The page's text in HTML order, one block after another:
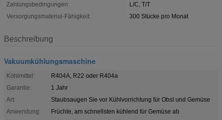
Zahlungsbedingungen:
L/C, T/T
Versorgungsmaterial-Fähigkeit:
300 Stücke pro Monat
Beschreibung
Vakuumkühlungsmaschine
Kühlmittel:
R404A, R22 oder R404a
Garantie:
1 Jahr
Art:
Staubsaugen Sie vor Kühlvorrichtung für Obst und Gemüse
Anwendung:
Früchte, am schnellsten kühlend für Gemüse ab